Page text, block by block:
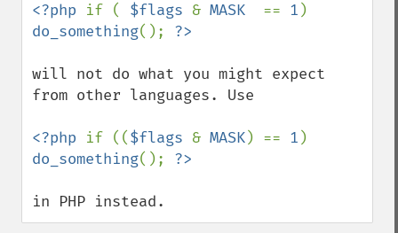
<?php if ( $flags & MASK == 1
do_something();
will not do what you might expect
from other languages. Use
<?php if (($flags & MASK) == 1
do_something();
in PHP instead.